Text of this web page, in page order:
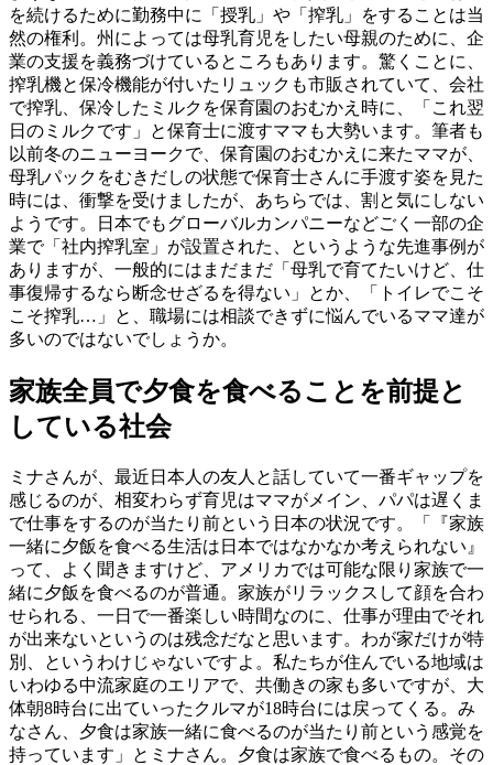
を続けるために勤務中に「授乳」や「搾乳」をすることは当
然の権利。州によっては母乳育児をしたい母親のために、企
業の支援を義務づけているところもあります。驚くことに、
搾乳機と保冷機能が付いたリュックも市販されていて、会社
で搾乳、保冷したミルクを保育園のおむかえ時に、「これ翌
日のミルクです」と保育士に渡すママも大勢います。筆者も
以前冬のニューヨークで、保育園のおむかえに来たママが、
母乳パックをむきだしの状態で保育士さんに手渡す姿を見た
時には、衝撃を受けましたが、あちらでは、割と気にしない
ようです。日本でもグローバルカンパニーなどごく一部の企
業で「社内搾乳室」が設置された、というような先進事例が
ありますが、一般的にはまだまだ「母乳で育てたいけど、仕
事復帰するなら断念せざるを得ない」とか、「トイレでこそ
こそ搾乳…」と、職場には相談できずに悩んでいるママ達が
多いのではないでしょうか。
家族全員で夕食を食べることを前提と
している社会
ミナさんが、最近日本人の友人と話していて一番ギャップを
感じるのが、相変わらず育児はママがメイン、パパは遅くま
で仕事をするのが当たり前という日本の状況です。「『家族
一緒に夕飯を食べる生活は日本ではなかなか考えられない』
って、よく聞きますけど、アメリカでは可能な限り家族で一
緒に夕飯を食べるのが普通。家族がリラックスして顔を合わ
せられる、一日で一番楽しい時間なのに、仕事が理由でそれ
が出来ないというのは残念だなと思います。わが家だけが特
別、というわけじゃないですよ。私たちが住んでいる地域は
いわゆる中流家庭のエリアで、共働きの家も多いですが、大
体朝8時台に出ていったクルマが18時台には戻ってくる。み
なさん、夕食は家族一緒に食べるのが当たり前という感覚を
持っています」とミナさん。夕食は家族で食べるもの。その